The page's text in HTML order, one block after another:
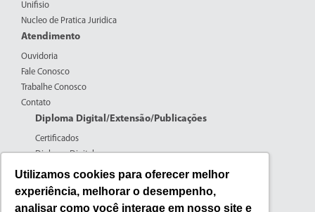
Utilizamos cookies para oferecer melhor
experiência, melhorar o desempenho,
analisar como você interage em nosso site e
Unifisio
Nucleo de Pratica Juridica
Atendimento
Ouvidoria
Fale Conosco
Trabalhe Conosco
Contato
Diploma Digital/Extensão/Publicações
Certificados
Diploma Digital
Formulários CPERS
Extensão